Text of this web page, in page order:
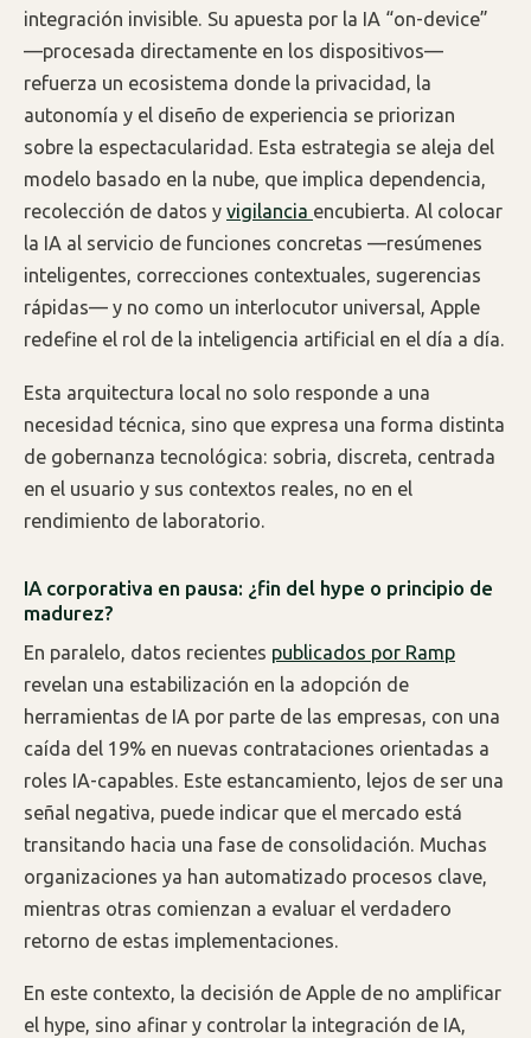
integración invisible. Su apuesta por la IA “on-device”
—procesada directamente en los dispositivos—
refuerza un ecosistema donde la privacidad, la
autonomía y el diseño de experiencia se priorizan
sobre la espectacularidad. Esta estrategia se aleja del
modelo basado en la nube, que implica dependencia,
recolección de datos y vigilancia encubierta. Al colocar
la IA al servicio de funciones concretas —resúmenes
inteligentes, correcciones contextuales, sugerencias
rápidas— y no como un interlocutor universal, Apple
redefine el rol de la inteligencia artificial en el día a día.
Esta arquitectura local no solo responde a una
necesidad técnica, sino que expresa una forma distinta
de gobernanza tecnológica: sobria, discreta, centrada
en el usuario y sus contextos reales, no en el
rendimiento de laboratorio.
IA corporativa en pausa: ¿fin del hype o principio de
madurez?
En paralelo, datos recientes publicados por Ramp
revelan una estabilización en la adopción de
herramientas de IA por parte de las empresas, con una
caída del 19% en nuevas contrataciones orientadas a
roles IA-capables. Este estancamiento, lejos de ser una
señal negativa, puede indicar que el mercado está
transitando hacia una fase de consolidación. Muchas
organizaciones ya han automatizado procesos clave,
mientras otras comienzan a evaluar el verdadero
retorno de estas implementaciones.
En este contexto, la decisión de Apple de no amplificar
el hype, sino afinar y controlar la integración de IA,